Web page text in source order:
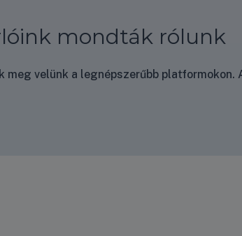
mondták rólunk
velünk a legnépszerűbb